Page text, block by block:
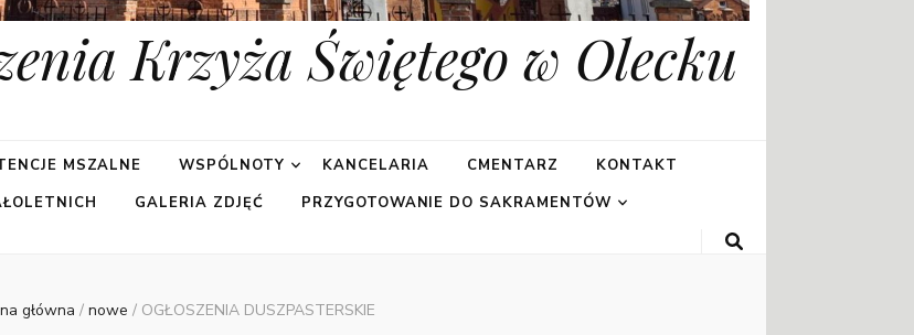
Krzyża Świętego w Olecku
MSZALNE WSPÓLNOTY KANCELARIA CMENTARZ
KONTAKT
GALERIA ZDJĘĆ PRZYGOTOWANIE DO SAKRAMENTÓW
główna / nowe / OGŁOSZENIA DUSZPASTERSKIE